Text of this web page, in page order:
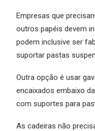
Empresas que
outros papéis devem
podem inclusive ser
suportar pastas
Outra opção é usar
encaixados embaixo
com suportes para
As cadeiras não